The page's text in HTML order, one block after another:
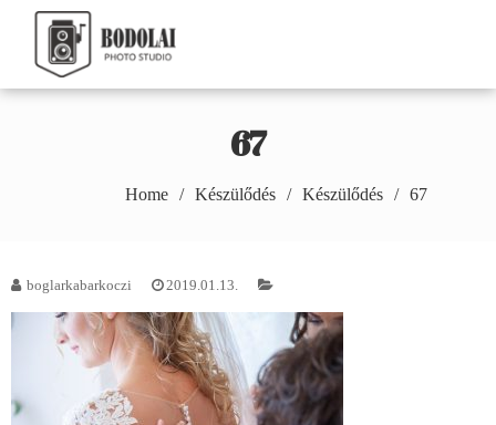
content
Photography
67
Home Készülődés Készülődés 67
boglarkabarkoczi 2019.01.13.